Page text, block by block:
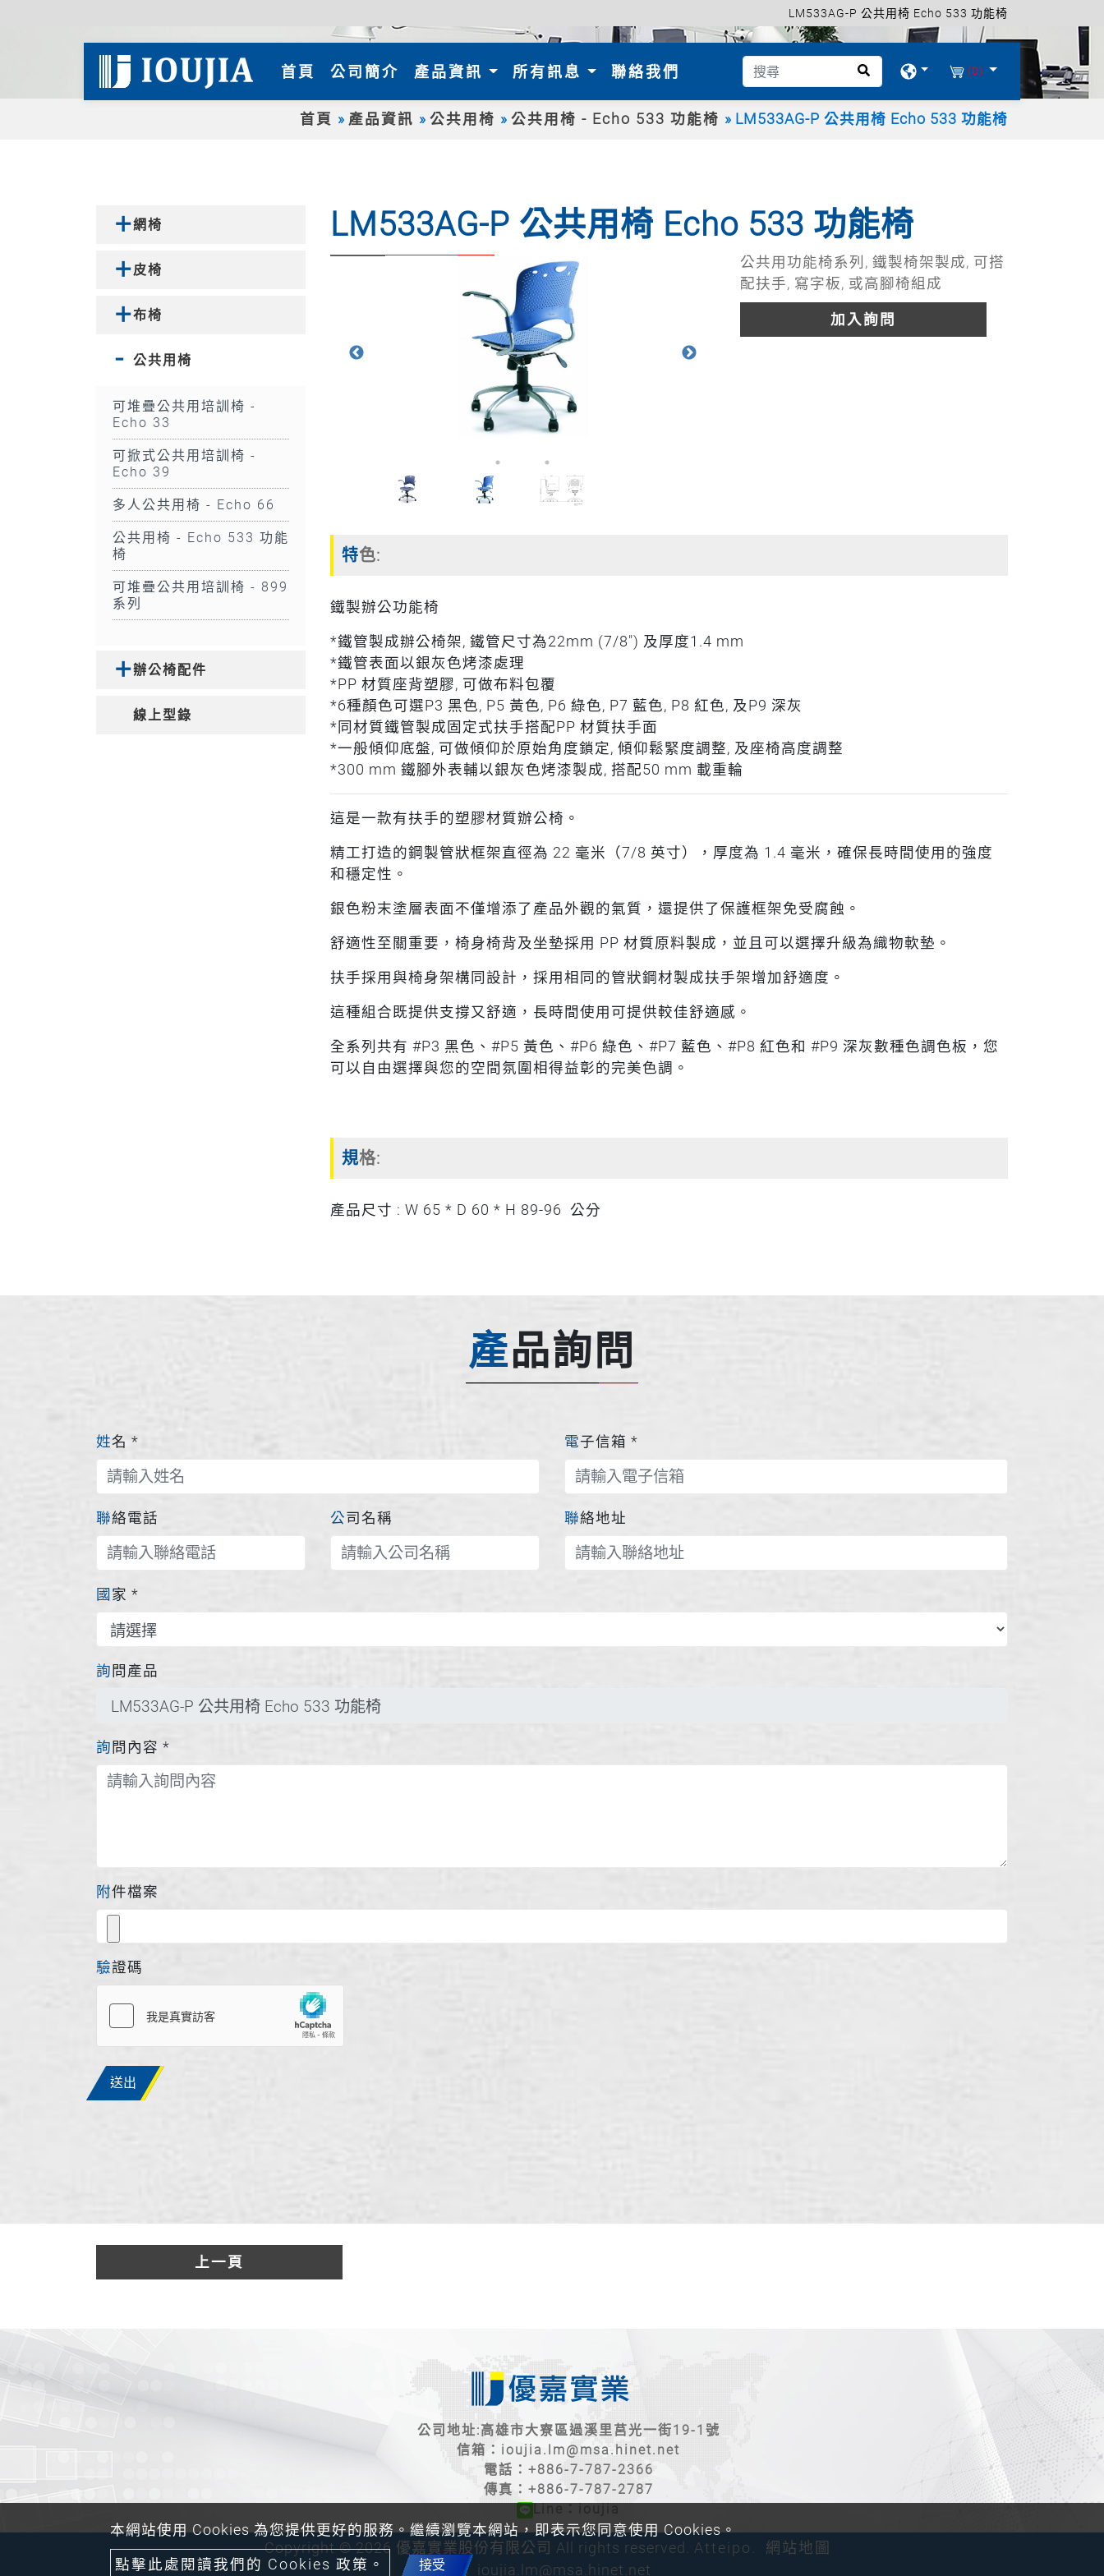
LM533AG-P 公共用椅 Echo 533 功能椅
首頁 (current)
公司簡介 產品資訊 所有訊息 聯絡我們 (0)
首頁 產品資訊 公共用椅 公共用椅 - Echo 533 功能椅 LM533AG-P 公共用椅 Echo 533 功能椅
網椅
皮椅
布椅
公共用椅
可堆疊公共用培訓椅 -
Echo 33
可掀式公共用培訓椅 -
Echo 39
多人公共用椅 - Echo 66
公共用椅 - Echo 533 功能
椅
可堆疊公共用培訓椅 - 899
系列
辦公椅配件
線上型錄
LM533AG-P 公共用椅 Echo 533 功能椅
公共用功能椅系列, 鐵製椅架製成, 可搭
配扶手, 寫字板, 或高腳椅組成
加入詢問
特色:
鐵製辦公功能椅
*鐵管製成辦公椅架, 鐵管尺寸為22mm (7/8") 及厚度1.4 mm
*鐵管表面以銀灰色烤漆處理
*PP 材質座背塑膠, 可做布料包覆
*6種顏色可選P3 黑色, P5 黃色, P6 綠色, P7 藍色, P8 紅色, 及P9 深灰
*同材質鐵管製成固定式扶手搭配PP 材質扶手面
*一般傾仰底盤, 可做傾仰於原始角度鎖定, 傾仰鬆緊度調整, 及座椅高度調整
*300 mm 鐵腳外表輔以銀灰色烤漆製成, 搭配50 mm 載重輪
這是一款有扶手的塑膠材質辦公椅。
精工打造的鋼製管狀框架直徑為 22 毫米（7/8 英寸），厚度為 1.4 毫米，確保長時間使用的強度
和穩定性。
銀色粉末塗層表面不僅增添了產品外觀的氣質，還提供了保護框架免受腐蝕。
舒適性至關重要，椅身椅背及坐墊採用 PP 材質原料製成，並且可以選擇升級為織物軟墊。
扶手採用與椅身架構同設計，採用相同的管狀鋼材製成扶手架增加舒適度。
這種組合既提供支撐又舒適，長時間使用可提供較佳舒適感。
全系列共有 #P3 黑色、#P5 黃色、#P6 綠色、#P7 藍色、#P8 紅色和 #P9 深灰數種色調色板，您
可以自由選擇與您的空間氛圍相得益彰的完美色調。
規格:
產品尺寸 : W 65 * D 60 * H 89-96 公分
產品詢問
姓名 * 電子信箱 *
聯絡電話 公司名稱 聯絡地址
國家 *
詢問產品
詢問內容 *
附件檔案
驗證碼
送出
上一頁
本網站使用 Cookies 為您提供更好的服務。繼續瀏覽本網站，即表示您同意使用 Cookies。
點擊此處閱讀我們的 Cookies 政策。 接受
公司地址:高雄市大寮區過溪里莒光一街19-1號
信箱： ioujia.lm@msa.hinet.net
電話： +886-7-787-2366
傳真：+886-7-787-2787
Copyright © 2026 優嘉實業股份有限公司 All rights reserved. Atteipo.
網站地圖
ioujia.lm@msa.hinet.net